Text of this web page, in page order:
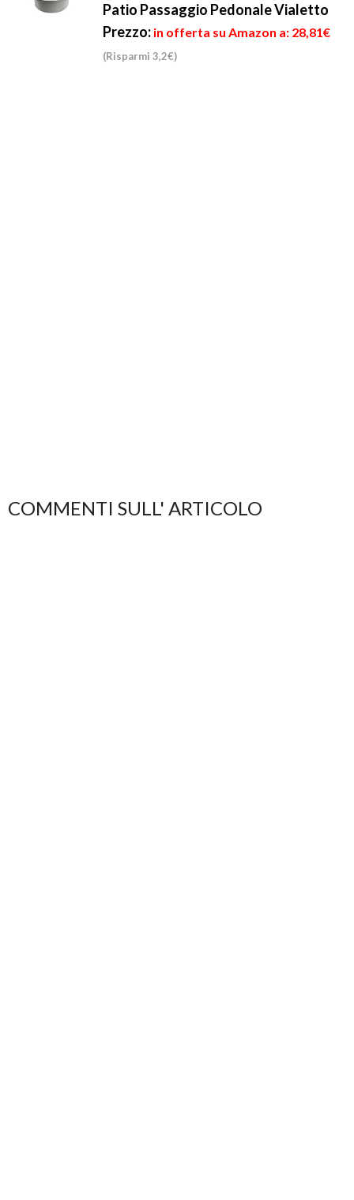
Patio Passaggio Pedonale Vialetto
Prezzo: in offerta su Amazon a: 28,81€
(Risparmi 3,2€)
COMMENTI SULL' ARTICOLO